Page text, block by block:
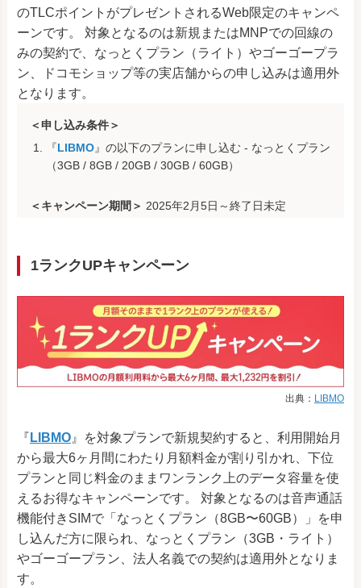
のTLCポイントがプレゼントされるWeb限定のキャンペ
ーンです。 対象となるのは新規またはMNPでの回線の
みの契約で、なっとくプラン（ライト）やゴーゴープラ
ン、ドコモショップ等の実店舗からの申し込みは適用外
となります。
＜申し込み条件＞
『LIBMO』の以下のプランに申し込む - なっとくプラン
（3GB / 8GB / 20GB / 30GB / 60GB）
＜キャンペーン期間＞ 2025年2月5日～終了日未定
1ランクUPキャンペーン
出典： LIBMO
『 LIBMO』を対象プランで新規契約すると、利用開始月
から最大6ヶ月間にわたり月額料金が割り引かれ、下位
プランと同じ料金のままワンランク上のデータ容量を使
えるお得なキャンペーンです。 対象となるのは音声通話
機能付きSIMで「なっとくプラン（8GB〜60GB）」を申
し込んだ方に限られ、なっとくプラン（3GB・ライト）
やゴーゴープラン、法人名義での契約は適用外となりま
す。